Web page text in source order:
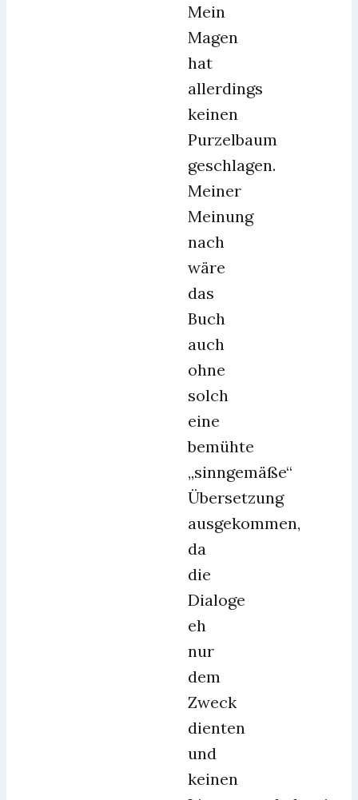
Mein
Magen
hat
allerdings
keinen
Purzelbaum
geschlagen.
Meiner
Meinung
nach
wäre
das
Buch
auch
ohne
solch
eine
bemühte
„sinngemäße“
Übersetzung
ausgekommen,
da
die
Dialoge
eh
nur
dem
Zweck
dienten
und
keinen